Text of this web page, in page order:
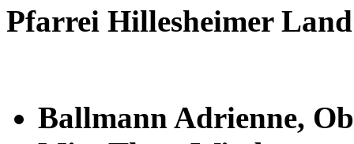
Pfarrei Hillesheimer Land
Ballmann Adrienne,